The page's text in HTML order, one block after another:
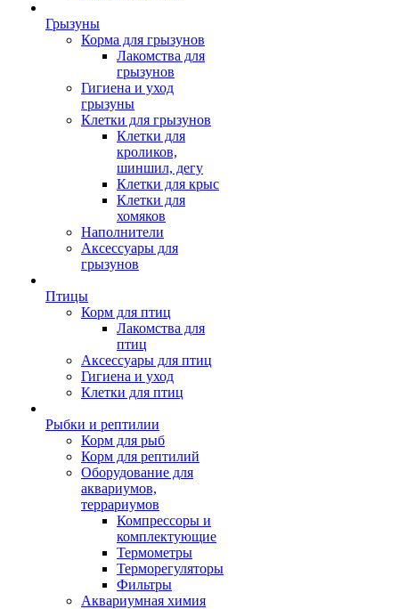
Грызуны
Корма для грызунов
Лакомства для
грызунов
Гигиена и уход
грызуны
Клетки для грызунов
Клетки для
кроликов,
шиншил, дегу
Клетки для крыс
Клетки для
хомяков
Наполнители
Аксессуары для
грызунов
Птицы
Корм для птиц
Лакомства для
птиц
Аксессуары для птиц
Гигиена и уход
Клетки для птиц
Рыбки и рептилии
Корм для рыб
Корм для рептилий
Оборудование для
аквариумов,
террариумов
Компрессоры и
комплектующие
Термометры
Терморегуляторы
Фильтры
Аквариумная химия